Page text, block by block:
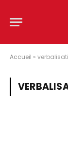
Accueil »